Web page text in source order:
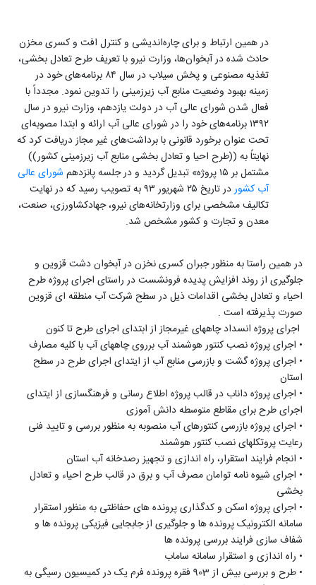
در همین ارتباط و برای چاره‌اندیشی و کنترل افت و کسری مخزن
حادث شده در آبخوان‌ها، وزارت نیرو با تعریف طرح تعادل بخشی،
تغذیه مصنوعی و پخش سیلاب در سال ۸۴ برنامه‌های خود در
زمینه بهبود وضعیت منابع آب زیرزمینی را تدوین نمود. مجدداً با
فعال شدن شورای عالی آب در دولت یازدهم، وزارت نیرو در سال
۱۳۹۲ برنامه‌های خود را در شورای عالی آب ارائه و ابتدا مصوبه‌ای
تحت عنوان برخورد قانونی با برداشت‌های غیر مجاز دریافت کرد که
نهایتاً به ((طرح احیا و تعادل بخشی منابع آب زیرزمینی کشور))
مشتمل بر ۱۵ پروژه» تبدیل گردید و در جلسه پانزدهم
شورای عالی
آب کشور
در تاریخ ۲۵ شهریور ۹۳ به تصویب رسید که در نهایت
تکالیف مشخصی برای وزارتخانه‌های نیرو، جهادکشاورزی، صنعت،
معدن و تجارت و کشور مشخص شد.
در همین راستا به منظور جبران کسری نخزن در آبخوان دشت قزوین و
جلوگیری از روند افزایش پدیده فرونشست در راستای اجرای پروژه طرح
احیاء و تعادل بخشی اقدامات ذیل در سطح شرکت آب منطقه ای قزوین
صورت پذیرفته است .
اجرای پروژه انسداد چاههای غیرمجاز از ابتدای اجرای طرح تا کنون
• اجرای پروژه نصب کنتور هوشمند آب برروی چاههای آب با کلیه مصارف
• اجرای پروژه گشت و بازرسی منابع آب از ایتدای اجرای طرح در سطح
استان
• اجرای پروژه داناب در قالب پروژه اطلاع رسانی و فرهنگسازی از ایتدای
اجرای طرح برای مقاطع متوسطه دانش آموزی
• اجرای پروژه بازرسی کنتورهای آب منصوبه به منظور بررسی و تایید فنی
رعایت پروتکلهای نصب کنتور هوشمند
• انجام فرایند استقرار، راه اندازی و تجهیز رصدخانه آب استان
• اجرای شیوه نامه توامان مصرف آب و برق در قالب طرح احیاء و تعادل
بخشی
• اجرای پروژه اسکن و کدگذاری پرونده های حفاظتی به منظور استقرار
سامانه الکترونیک پرونده ها و جلوگیری از جابجایی فیزیکی پرونده ها و
شفاف سازی فرایند بررسی پرونده ها
• راه اندازی و استقرار سامانه ساماب
•
طرح و بررسی بیش از 903 فقره پرونده فرم یک در کمیسیون رسیگی به